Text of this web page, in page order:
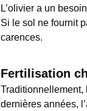
L’olivier a un
Si le sol ne fournit
carences.
Fertilisation
Traditionnellement,
dernières années,